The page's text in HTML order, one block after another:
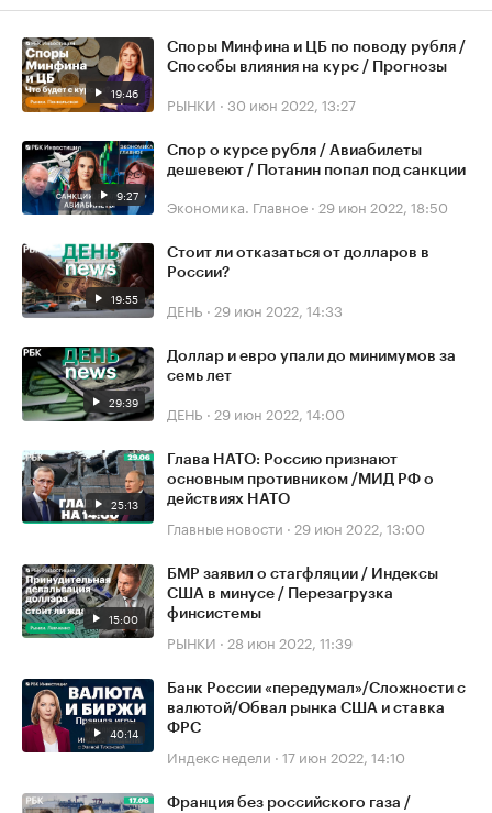
19:46
Споры Минфина и ЦБ по поводу рубля /
Способы влияния на курс / Прогнозы
РЫНКИ · 30 июн 2022, 13:27
9:27
Спор о курсе рубля / Авиабилеты
дешевеют / Потанин попал под санкции
Экономика. Главное · 29 июн 2022, 18:50
19:55
Стоит ли отказаться от долларов в
России?
ДЕНЬ · 29 июн 2022, 14:33
29:39
Доллар и евро упали до минимумов за
семь лет
ДЕНЬ · 29 июн 2022, 14:00
25:13
Глава НАТО: Россию признают
основным противником /МИД РФ о
действиях НАТО
Главные новости · 29 июн 2022, 13:00
15:00
БМР заявил о стагфляции / Индексы
США в минусе / Перезагрузка
финсистемы
РЫНКИ · 28 июн 2022, 11:39
40:14
Банк России «передумал»/Сложности с
валютой/Обвал рынка США и ставка
ФРС
Индекс недели · 17 июн 2022, 14:10
Франция без российского газа /